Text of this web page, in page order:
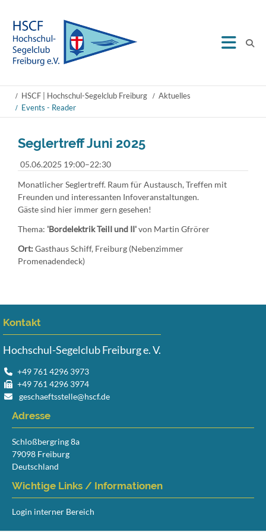
HSCF | Hochschul-Segelclub Freiburg
Aktuelles
Events - Reader
Seglertreff Juni 2025
05.06.2025 19:00–22:30
Monatlicher Seglertreff. Raum für Austausch, Treffen mit
Freunden und interessanten Infoveranstaltungen.
Gäste sind hier immer gern gesehen!
Thema: 'Bordelektrik TeilI und II'von Martin Gfrörer
Ort:Gasthaus Schiff, Freiburg (Nebenzimmer
Promenadendeck)
Kontakt
Hochschul-Segelclub Freiburg e. V.
+49 761 4296 3973
+49 761 4296 3974
geschaeftsstelle@hscf.de
Adresse
Schloßbergring 8a
79098 Freiburg
Deutschland
Wichtige Links / Informationen
Login interner Bereich